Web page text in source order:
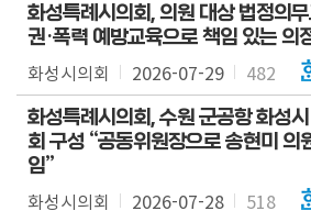
화성특례시의회, 의원 대상 법정의
권·폭력 예방교육으로 책임 있는 의
화성시의회 2026-07-29 482
화성특례시의회, 수원 군공항 화성
회 구성 “공동위원장으로 송현미 의
임”
화성시의회 2026-07-28 518